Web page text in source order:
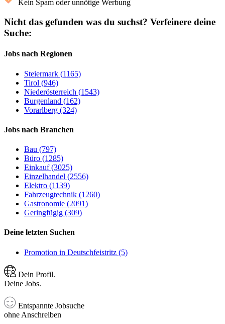
Kein Spam oder unnötige Werbung
Nicht das gefunden was du suchst? Verfeinere deine
Suche:
Jobs nach Regionen
Steiermark (1165)
Tirol (946)
Niederösterreich (1543)
Burgenland (162)
Vorarlberg (324)
Jobs nach Branchen
Bau (797)
Büro (1285)
Einkauf (3025)
Einzelhandel (2556)
Elektro (1139)
Fahrzeugtechnik (1260)
Gastronomie (2091)
Geringfügig (309)
Deine letzten Suchen
Promotion in Deutschfeistritz (5)
Dein Profil.
Deine Jobs.
Entspannte Jobsuche
ohne Anschreiben